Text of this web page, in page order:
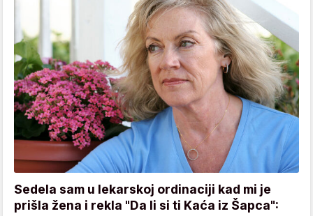
Sedela sam u lekarskoj ordinaciji kad mi je
prišla žena i rekla "Da li si ti Kaća iz Šapca":